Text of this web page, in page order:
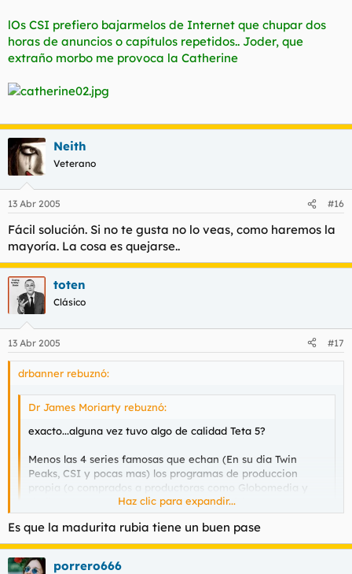
lOs CSI prefiero bajarmelos de Internet que chupar dos
horas de anuncios o capítulos repetidos.. Joder, que
extraño morbo me provoca la Catherine
Neith
Veterano
13 Abr 2005 #16
Fácil solución. Si no te gusta no lo veas, como haremos la
mayoría. La cosa es quejarse..
toten
Clásico
13 Abr 2005 #17
drbanner rebuznó:
Dr James Moriarty rebuznó:
exacto...alguna vez tuvo algo de calidad Teta 5?
Menos las 4 series famosas que echan (En su dia Twin
Peaks, CSI y pocas mas) los programas de produccion
propia (o comprados a productoras como Globomedia y
similares) son una autentica basura televisiva.
Haz clic para expandir...
no te olvides del Ay que calor!! y la reposición que daban al
principio de la serie favorita de PGL... Vacaciones en el mar..
Haz clic para expandir...
Es que la madurita rubia tiene un buen pase
porrero666